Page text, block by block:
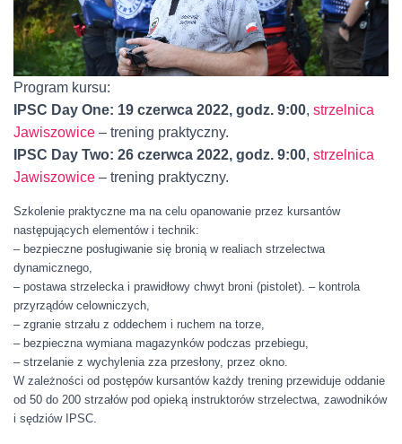
Program kursu:
IPSC Day One: 19 czerwca 2022, godz. 9:00, strzelnica
Jawiszowice – trening praktyczny.
IPSC Day Two: 26 czerwca 2022, godz. 9:00, strzelnica
Jawiszowice – trening praktyczny.
Szkolenie praktyczne ma na celu opanowanie przez kursantów
następujących elementów i technik:
– bezpieczne posługiwanie się bronią w realiach strzelectwa
dynamicznego,
– postawa strzelecka i prawidłowy chwyt broni (pistolet). – kontrola
przyrządów celowniczych,
– zgranie strzału z oddechem i ruchem na torze,
– bezpieczna wymiana magazynków podczas przebiegu,
– strzelanie z wychylenia zza przesłony, przez okno.
W zależności od postępów kursantów każdy trening przewiduje oddanie
od 50 do 200 strzałów pod opieką instruktorów strzelectwa, zawodników
i sędziów IPSC.